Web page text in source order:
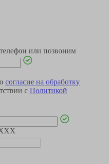
или позвоним
согласие на обработку
с Политикой